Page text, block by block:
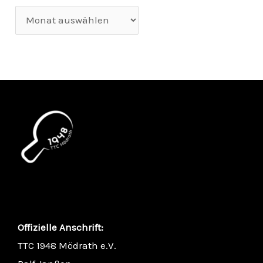
Offizielle Anschrift:
TTC 1948 Mödrath e.V.